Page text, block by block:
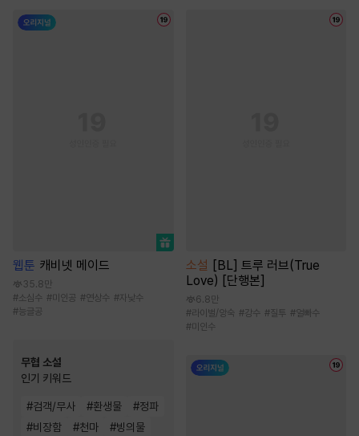
웹툰 캐비넷 메이드
35.8만
#소심수 #미인공 #연상수 #자낮수
#능글공
무협 소설
인기 키워드
#검객/무사 #환생물 #정파
#비장함 #천마 #빙의물
소설 [BL] 트루 러브(True
Love) [단행본]
6.8만
#라이벌/앙숙 #강수 #질투 #얼빠수
#미인수